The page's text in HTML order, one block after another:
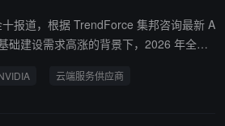
报道，根据 TrendForce 集邦咨询最新 A
础建设需求高涨的背景下，2026 年全球
中心业者对 NVIDIA（英伟达）整柜式 AI
云端服务供应商